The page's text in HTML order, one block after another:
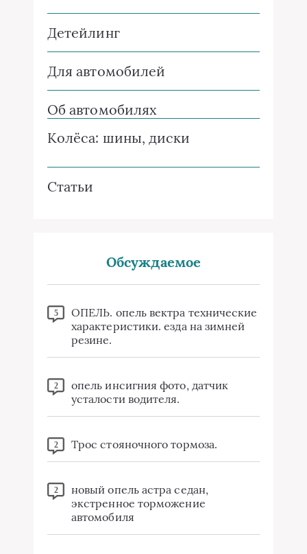
Детейлинг
Для автомобилей
Об автомобилях
Колёса: шины, диски
Статьи
Обсуждаемое
5
ОПЕЛЬ. опель вектра технические
характеристики. езда на зимней
резине.
2
опель инсигния фото, датчик
усталости водителя.
2 Трос стояночного тормоза.
2
новый опель астра седан,
экстренное торможение
автомобиля